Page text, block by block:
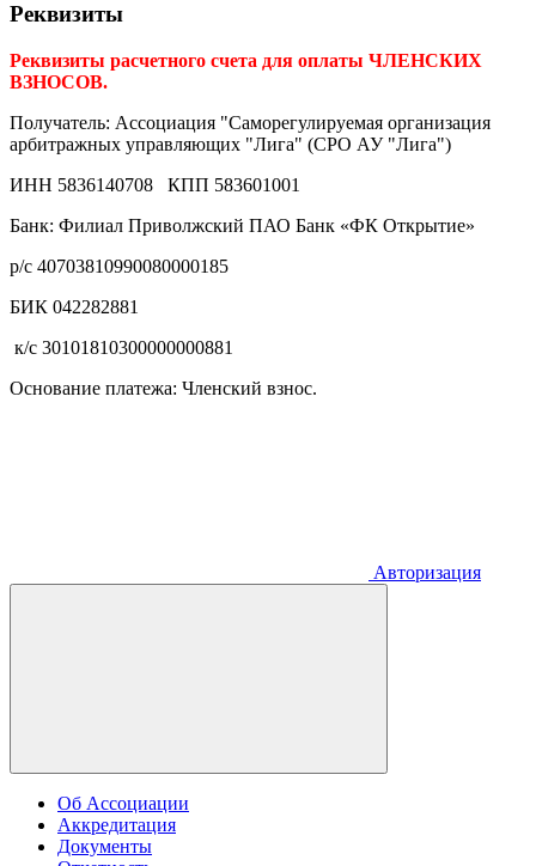
Реквизиты
Реквизиты расчетного счета для оплаты ЧЛЕНСКИХ
ВЗНОСОВ.
Получатель: Ассоциация "Саморегулируемая организация
арбитражных управляющих "Лига" (СРО АУ "Лига")
ИНН 5836140708 КПП 583601001
Банк: Филиал Приволжский ПАО Банк «ФК Открытие»
р/с 40703810990080000185
БИК 042282881
к/с 30101810300000000881
Основание платежа: Членский взнос.
Авторизация
Об Ассоциации
Аккредитация
Документы